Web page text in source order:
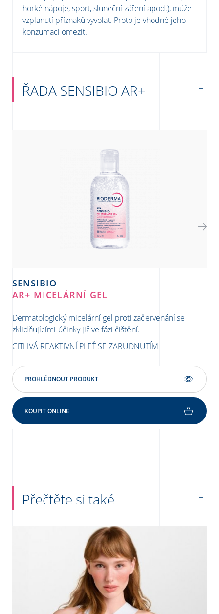
horké nápoje, sport, sluneční záření apod.), může
vzplanutí příznaků vyvolat. Proto je vhodné jeho
konzumaci omezit.
ŘADA SENSIBIO AR+
SENSIBIO
AR+ MICELÁRNÍ GEL
Dermatologický micelární gel proti začervenání se
zklidňujícími účinky již ve fázi čištění.
CITLIVÁ REAKTIVNÍ PLEŤ SE ZARUDNUTÍM
PROHLÉDNOUT PRODUKT
KOUPIT ONLINE
Přečtěte si také